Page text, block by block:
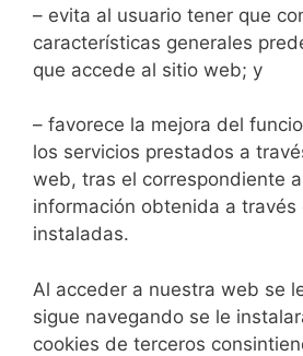
– evita al usuario tener que
características generales
que accede al sitio web; y
– favorece la mejora del
los servicios prestados a
web, tras el correspondiente
información obtenida a través
instaladas.
Al acceder a nuestra web se
sigue navegando se le
cookies de terceros